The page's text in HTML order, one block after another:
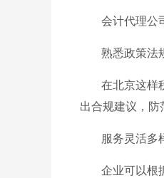
会计代理公
熟悉政策法
在北京这样
出合规建议，防
服务灵活多
企业可以根